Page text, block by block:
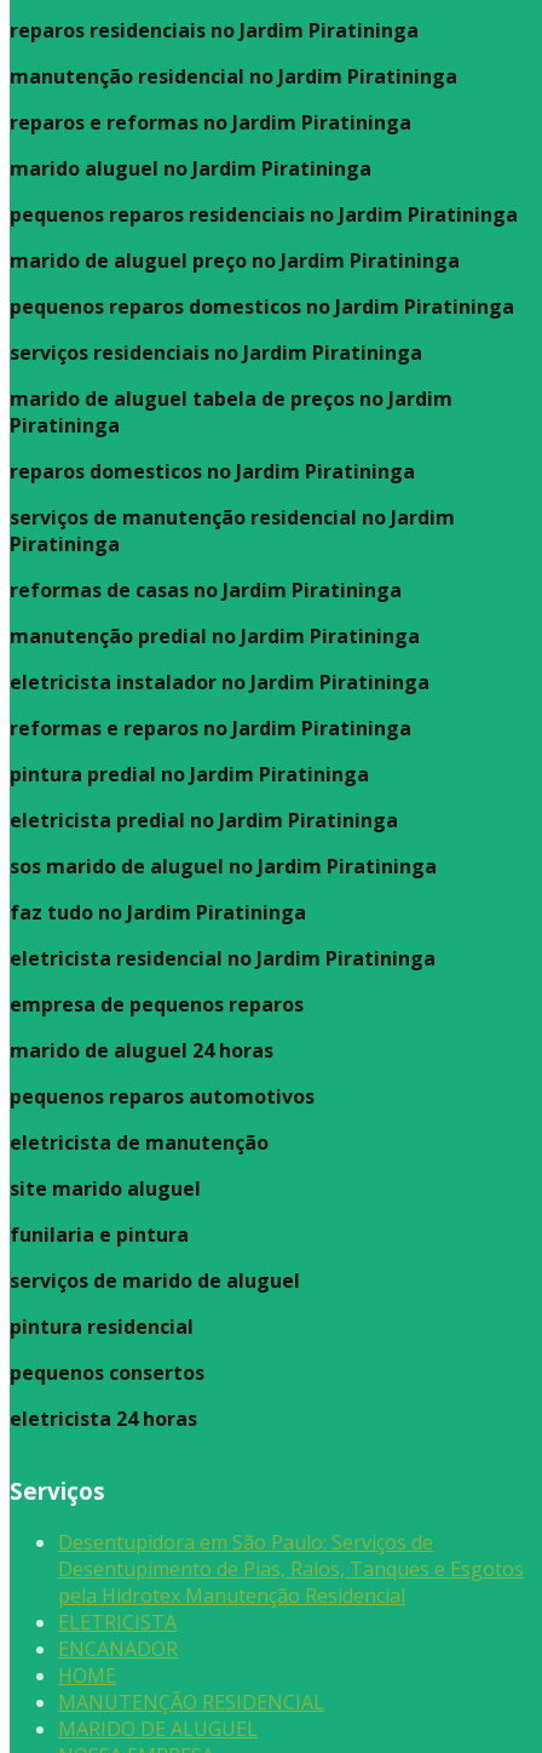
reparos residenciais no Jardim Piratininga
manutenção residencial no Jardim Piratininga
reparos e reformas no Jardim Piratininga
marido aluguel no Jardim Piratininga
pequenos reparos residenciais no Jardim Piratininga
marido de aluguel preço no Jardim Piratininga
pequenos reparos domesticos no Jardim Piratininga
serviços residenciais no Jardim Piratininga
marido de aluguel tabela de preços no Jardim
Piratininga
reparos domesticos no Jardim Piratininga
serviços de manutenção residencial no Jardim
Piratininga
reformas de casas no Jardim Piratininga
manutenção predial no Jardim Piratininga
eletricista instalador no Jardim Piratininga
reformas e reparos no Jardim Piratininga
pintura predial no Jardim Piratininga
eletricista predial no Jardim Piratininga
sos marido de aluguel no Jardim Piratininga
faz tudo no Jardim Piratininga
eletricista residencial no Jardim Piratininga
empresa de pequenos reparos
marido de aluguel 24 horas
pequenos reparos automotivos
eletricista de manutenção
site marido aluguel
funilaria e pintura
serviços de marido de aluguel
pintura residencial
pequenos consertos
eletricista 24 horas
Serviços
Desentupidora em São Paulo: Serviços de
Desentupimento de Pias, Ralos, Tanques e Esgotos
pela Hidrotex Manutenção Residencial
ELETRICISTA
ENCANADOR
HOME
MANUTENÇÃO RESIDENCIAL
MARIDO DE ALUGUEL